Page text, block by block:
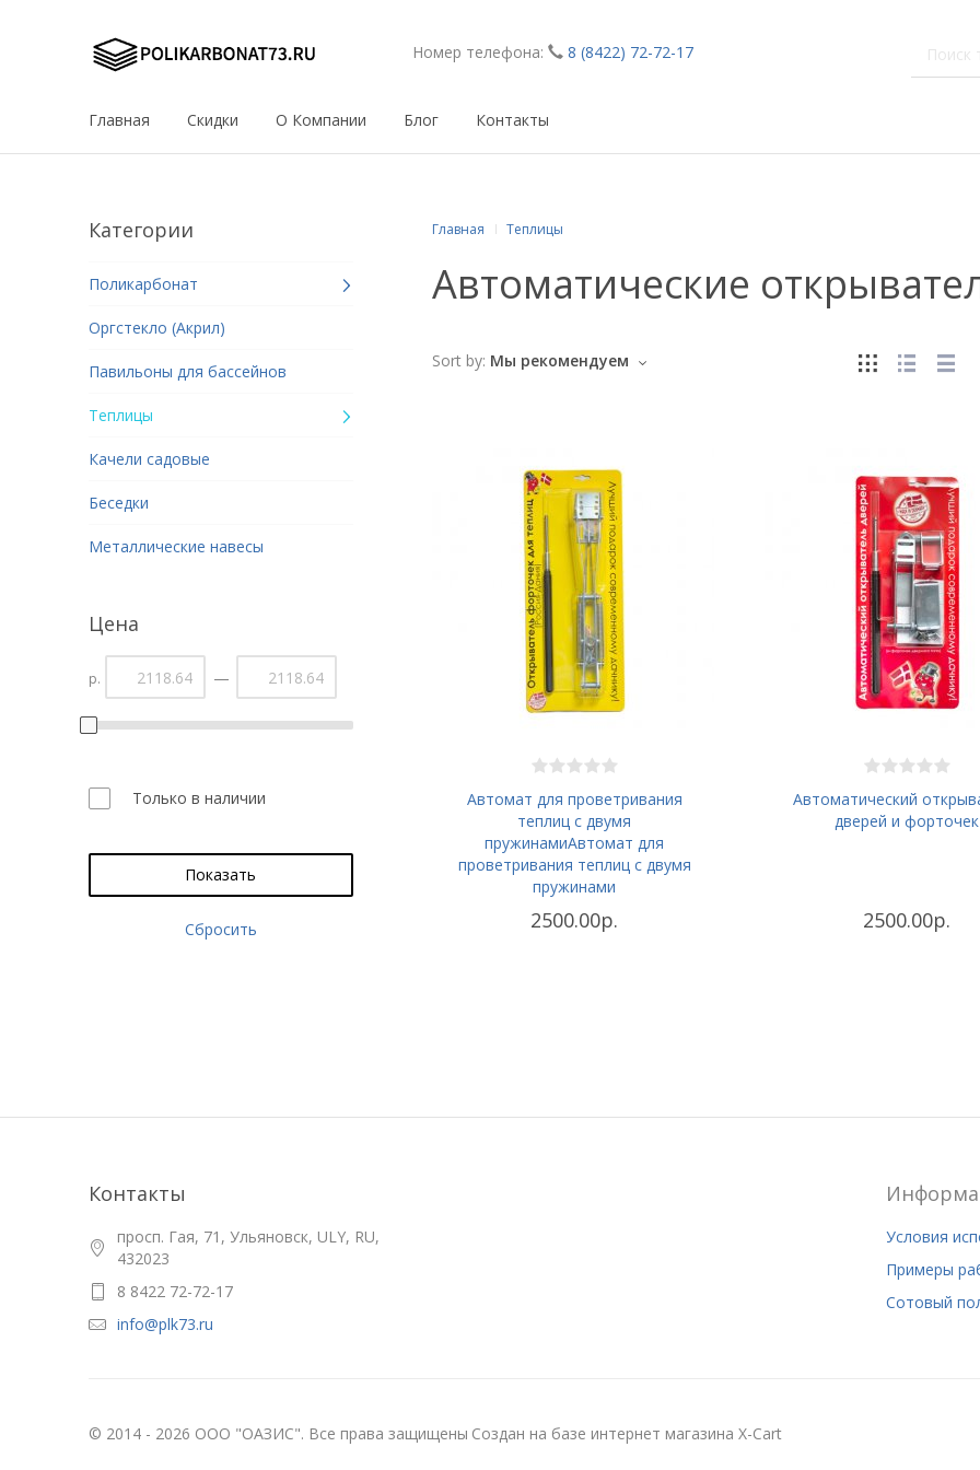
Номер телефона: 8 (8422) 72-72-17
Главная Скидки О Компании Блог Контакты
Категории
Поликарбонат
Оргстекло (Акрил)
Павильоны для бассейнов
Теплицы
Качели садовые
Беседки
Металлические навесы
Цена
р. —
Только в наличии
Показать
Сбросить
Главная Теплицы
Автоматические
Sort by: Мы рекомендуем
Автомат для проветривания
теплиц с двумя
пружинамиАвтомат для
проветривания теплиц с двумя
пружинами
2500.00р.
Автоматический
дверей и форточек
2500.00р.
Контакты
просп. Гая, 71, Ульяновск, ULY, RU,
432023
8 8422 72-72-17
info@plk73.ru
Условия
Примеры
Сотовый
© 2014 - 2026 ООО "ОАЗИС". Все права защищены Создан на базе интернет магазина X-Cart